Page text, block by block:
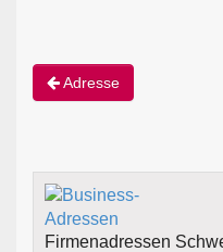
Adresse
Firmenadressen